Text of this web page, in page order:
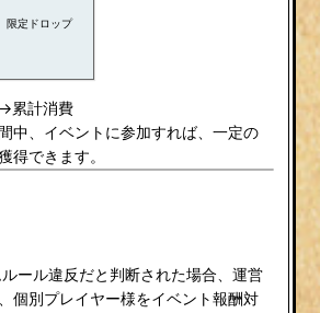
限定ドロップ
累計消費
中、イベントに参加すれば、一定の
得できます。
ール違反だと判断された場合、運営
個別プレイヤー様をイベント報酬対